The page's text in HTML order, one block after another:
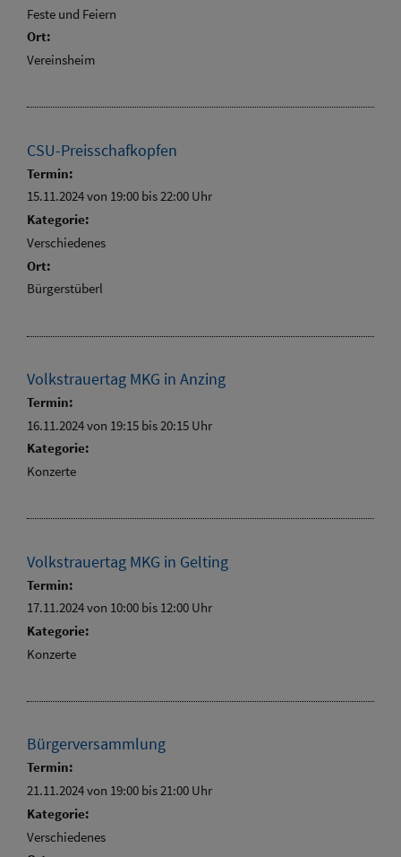
Feste und Feiern
Ort:
Vereinsheim
CSU-Preisschafkopfen
Termin:
15.11.2024 von 19:00 bis 22:00 Uhr
Kategorie:
Verschiedenes
Ort:
Bürgerstüberl
Volkstrauertag MKG in Anzing
Termin:
16.11.2024 von 19:15 bis 20:15 Uhr
Kategorie:
Konzerte
Volkstrauertag MKG in Gelting
Termin:
17.11.2024 von 10:00 bis 12:00 Uhr
Kategorie:
Konzerte
Bürgerversammlung
Termin:
21.11.2024 von 19:00 bis 21:00 Uhr
Kategorie:
Verschiedenes